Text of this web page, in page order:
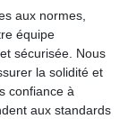
aux normes,
équipe
sécurisée. Nous
la solidité et
confiance à
aux standards